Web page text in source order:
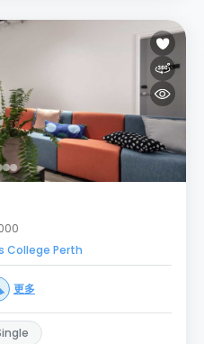
College Perth
更多